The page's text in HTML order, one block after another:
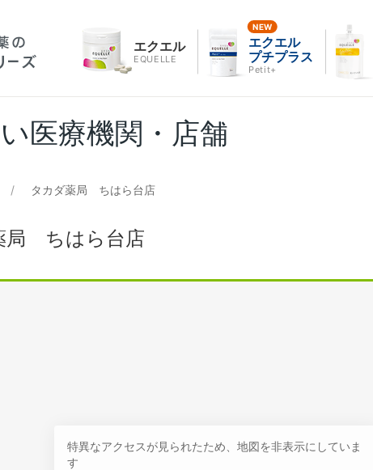
エクエル
EQUELLE
エクエル
プチプラス
Petit+
医療機関・店舗
タカダ薬局 ちはら台店
局 ちはら台店
特異なアクセスが見られたため、地図を非表示にしていま
す